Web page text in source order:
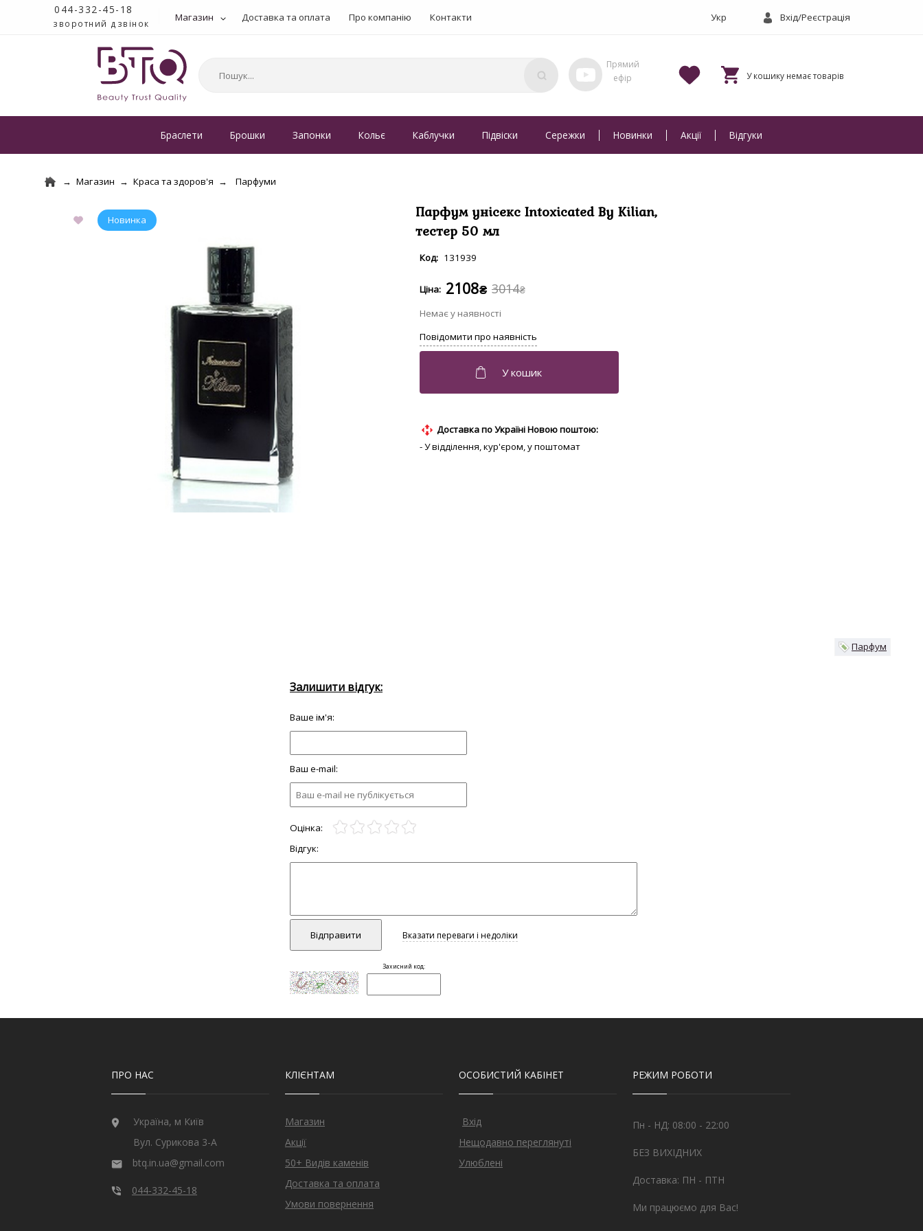
044-332-45-18
зворотний дзвінок Магазин Доставка та оплата Про компанію Контакти Вхід/Реєстрація
Браслети Брошки Запонки Кольє Каблучки Підвіски Сережки Новинки Акції Відгуки
Магазин Краса та здоров'я Парфуми
Парфум унісекс Intoxicated By Kilian,
тестер 50 мл
131939
3014₴
2108₴
Доставка по Україні Новою поштою:
- У відділення, кур'єром, у поштомат
Парфум
ПРО НАС
Україна, м Київ
Вул. Сурикова 3-А
btq.in.ua@gmail.com
044-332-45-18
КЛІЄНТАМ
Магазин
Акції
50+ Видів каменів
Доставка та оплата
Умови повернення
ОСОБИСТИЙ КАБІНЕТ
Вхід
Нещодавно переглянуті
Улюблені
РЕЖИМ РОБОТИ
Пн - НД: 08:00 - 22:00
БЕЗ ВИХІДНИХ
Доставка: ПН - ПТН
Ми працюємо для Вас!